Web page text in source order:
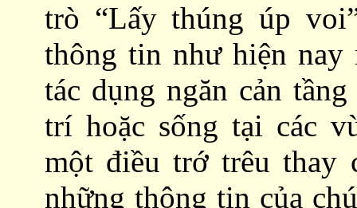
trò “Lấy thúng úp
thông tin như hiện nay
tác dụng ngăn cản
trí hoặc sống tại các
một điều trớ trêu thay
những thông tin của